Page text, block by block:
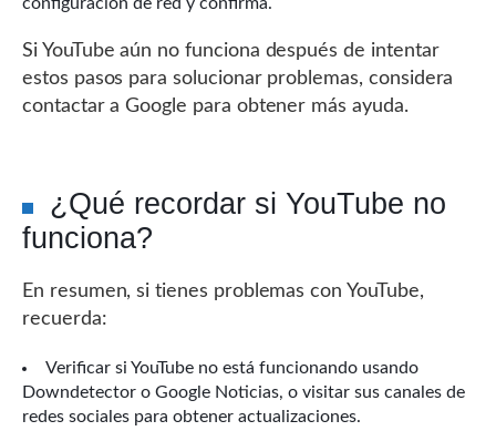
Si YouTube aún no funciona después de intentar
estos pasos para solucionar problemas, considera
contactar a Google para obtener más ayuda.
¿Qué recordar si YouTube no
funciona?
En resumen, si tienes problemas con YouTube,
recuerda:
Verificar si YouTube no está funcionando usando
Downdetector o Google Noticias, o visitar sus canales de
redes sociales para obtener actualizaciones.